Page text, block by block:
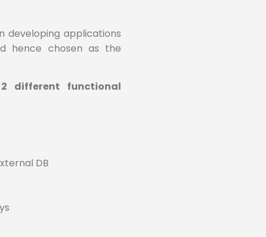
developing applications
hence chosen as the
different functional
DB